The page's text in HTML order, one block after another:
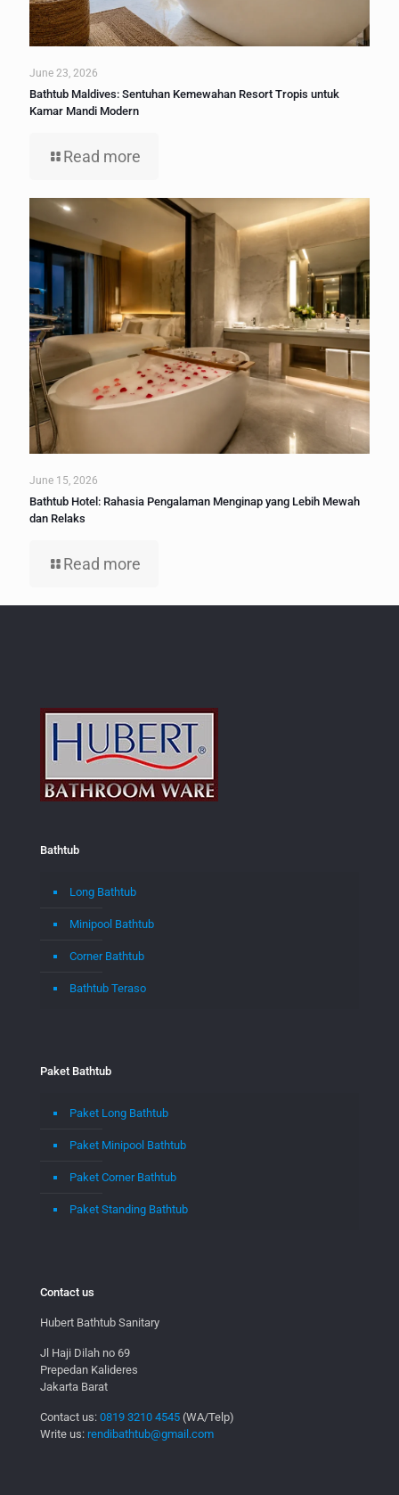
June 23, 2026
Bathtub Maldives: Sentuhan Kemewahan Resort Tropis untuk
Kamar Mandi Modern
Read more
June 15, 2026
Bathtub Hotel: Rahasia Pengalaman Menginap yang Lebih Mewah
dan Relaks
Read more
Bathtub
Long Bathtub
Minipool Bathtub
Corner Bathtub
Bathtub Teraso
Paket Bathtub
Paket Long Bathtub
Paket Minipool Bathtub
Paket Corner Bathtub
Paket Standing Bathtub
Contact us
Hubert Bathtub Sanitary
Jl Haji Dilah no 69
Prepedan Kalideres
Jakarta Barat
Contact us: 0819 3210 4545 (WA/Telp)
Write us: rendibathtub@gmail.com